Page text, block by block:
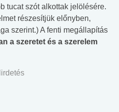
tucat szót alkottak jelölésére.
részesítjük előnyben,
szerint.) A fenti megállapítás
a szeretet és a szerelem